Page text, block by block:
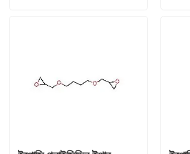
আমাদের সম্পর্কে